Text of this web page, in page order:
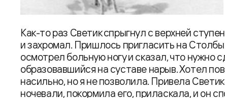
Как-то раз Светик спрыгнул с верхней
и захромал. Пришлось пригласить на
осмотрел больную ногу и сказал, что нужно
образовавшийся на суставе нарыв. Хотел
насильно, но я не позволила. Привела
ночевали, покормила его, приласкала, и он